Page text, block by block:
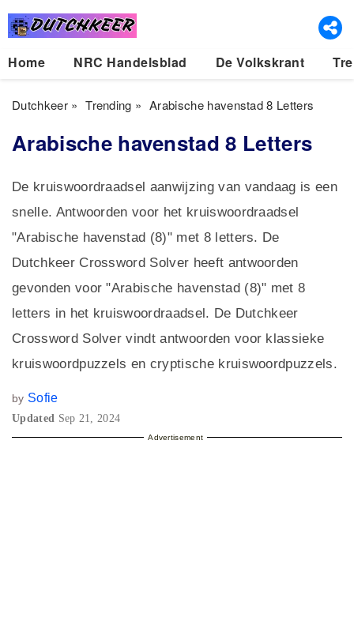
Home NRC Handelsblad De Volkskrant
Dutchkeer» Trending » Arabische havenstad 8 Letters
Arabische havenstad 8 Letters
De kruiswoordraadsel aanwijzing van vandaag is een
snelle. Antwoorden voor het kruiswoordraadsel
"Arabische havenstad (8)" met 8 letters. De
Dutchkeer Crossword Solver heeft antwoorden
gevonden voor "Arabische havenstad (8)" met 8
letters in het kruiswoordraadsel. De Dutchkeer
Crossword Solver vindt antwoorden voor klassieke
kruiswoordpuzzels en cryptische kruiswoordpuzzels.
by Sofie
Updated Sep 21, 2024
Advertisement